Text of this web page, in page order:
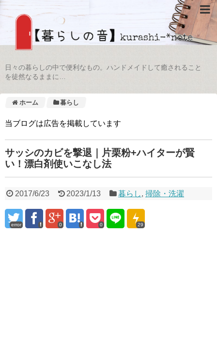
日々の暮らしの中で便利なもの。ハンドメイドして癒されること
を徒然なるままに…
ホーム 暮らし
当ブログは広告を掲載しています
サッシのカビを撃退｜片栗粉+ハイターが賢
い！漂白剤使いこなし法
2017/6/23 2023/1/13 暮らし,掃除・洗濯
error 0 0 29